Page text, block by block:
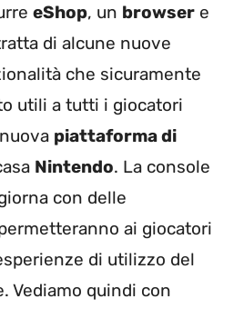
eShop, un browser e
di alcune nuove
che sicuramente
utili a tutti i giocatori
piattaforma di
Nintendo. La console
con delle
ai giocatori
di utilizzo del
Vediamo quindi con